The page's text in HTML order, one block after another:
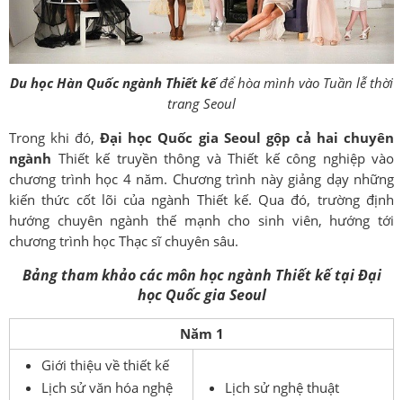
Du học Hàn Quốc ngành Thiết kếđể hòa mình vào Tuần lễ thời
trang Seoul
Trong khi đó,Đại học Quốc gia Seoul gộp cả hai chuyên
ngành Thiết kế truyền thông và Thiết kế công nghiệp vào
chương trình học 4 năm. Chương trình này giảng dạy những
kiến thức cốt lõi của ngành Thiết kế. Qua đó, trường định
hướng chuyên ngành thế mạnh cho sinh viên, hướng tới
chương trình học Thạc sĩ chuyên sâu.
Bảng tham khảo các môn học ngành Thiết kế tại Đại
học Quốc gia Seoul
Năm 1
Giới thiệu về thiết kế
Lịch sử văn hóa nghệ
Lịch sử nghệ thuật